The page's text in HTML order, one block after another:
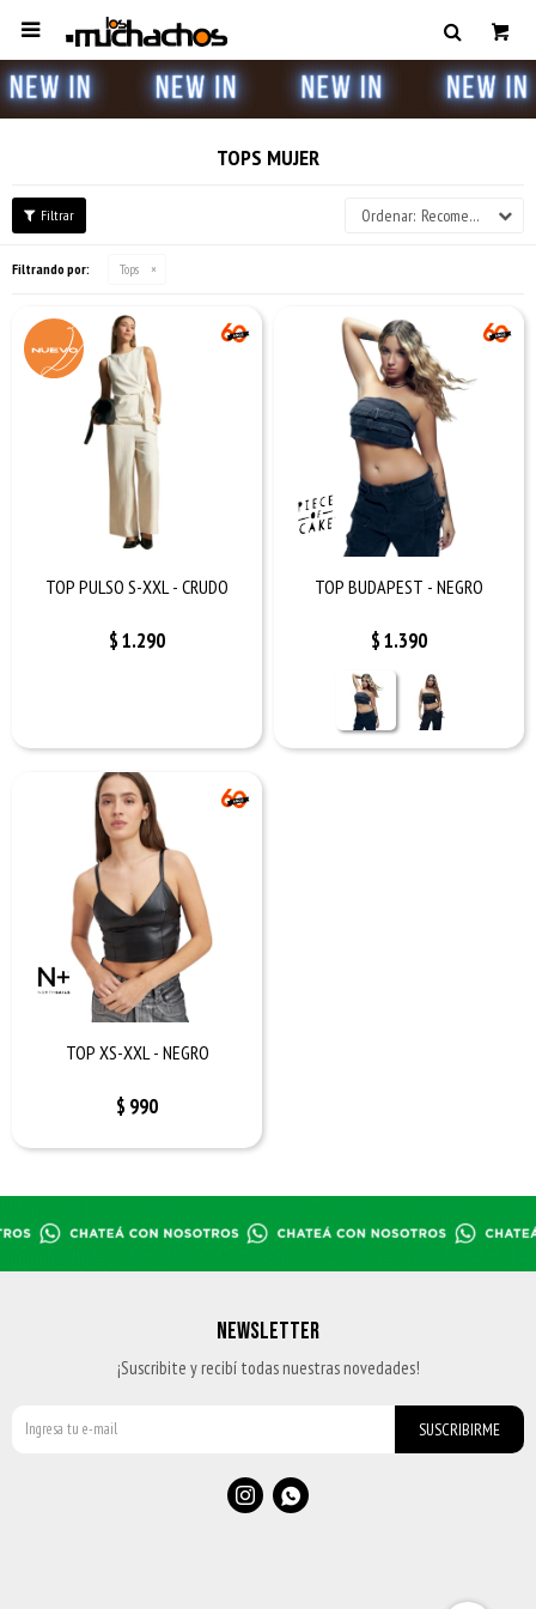

TOPS MUJER
Recomendados
Filtrando por: Tops
TOP PULSO S-XXL - CRUDO
$1.290
TOP BUDAPEST - NEGRO
$1.390
TOP XS-XXL - NEGRO
$ 990
NEWSLETTER
¡Suscribite y recibí todas nuestras novedades!
SUSCRIBIRME
 